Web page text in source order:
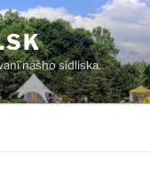
nášho sídliska.